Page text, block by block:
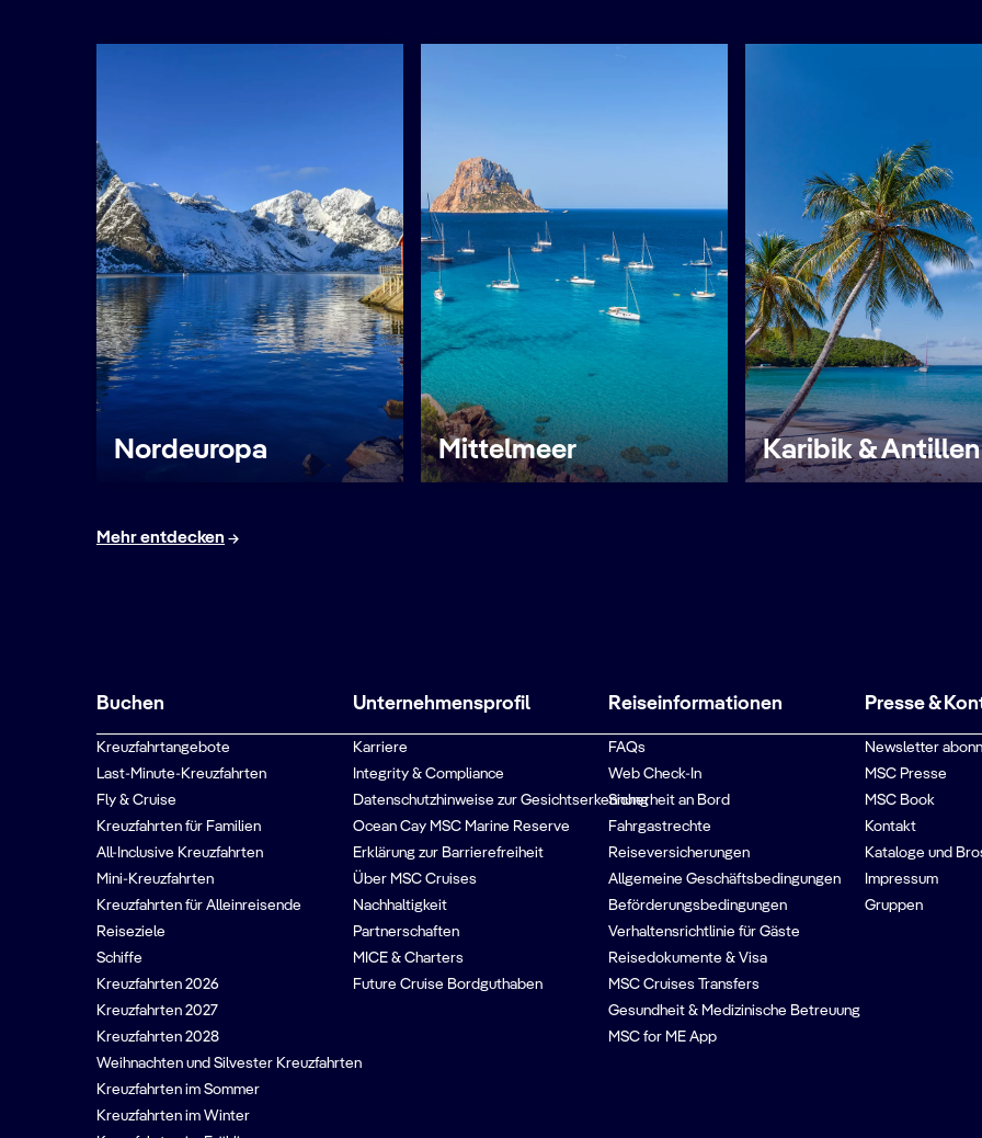
Nordeuropa Mittelmeer Karibik & Antillen
Mehr entdecken
Buchen
Kreuzfahrtangebote
Last-Minute-Kreuzfahrten
Fly & Cruise
Kreuzfahrten für Familien
All-Inclusive Kreuzfahrten
Mini-Kreuzfahrten
Kreuzfahrten für Alleinreisende
Reiseziele
Schiffe
Kreuzfahrten 2026
Kreuzfahrten 2027
Kreuzfahrten 2028
Weihnachten und Silvester Kreuzfahrten
Kreuzfahrten im Sommer
Kreuzfahrten im Winter
Unternehmensprofil
Karriere
Integrity & Compliance
Datenschutzhinweise zur Gesichtserkennung
Ocean Cay MSC Marine Reserve
Erklärung zur Barrierefreiheit
Über MSC Cruises
Nachhaltigkeit
Partnerschaften
MICE & Charters
Future Cruise Bordguthaben
Reiseinformationen
FAQs
Web Check-In
Sicherheit an Bord
Fahrgastrechte
Reiseversicherungen
Allgemeine Geschäftsbedingungen
Beförderungsbedingungen
Verhaltensrichtlinie für Gäste
Reisedokumente & Visa
MSC Cruises Transfers
Gesundheit & Medizinische Betreuung
MSC for ME App
Presse &
Newsletter
MSC Presse
MSC Book
Kontakt
Kataloge und
Impressum
Gruppen